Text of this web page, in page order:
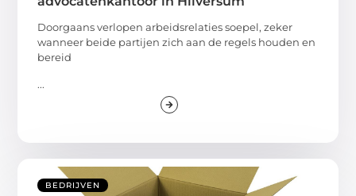
Doorgaans verlopen arbeidsrelaties soepel, zeker
wanneer beide partijen zich aan de regels houden en
bereid
...
BEDRIJVEN